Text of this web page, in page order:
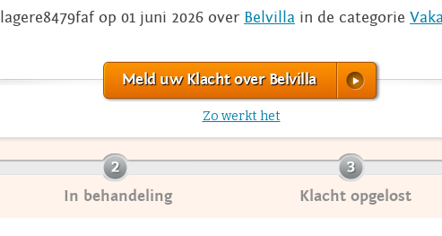
op 01 juni 2026 over Belvilla in de categorie
Meld uw Klacht over Belvilla
Zo werkt het
In behandeling Klacht opgelost